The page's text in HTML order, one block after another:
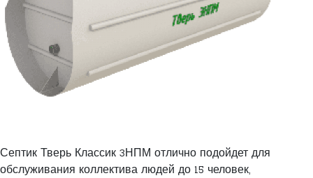
Септик Тверь Классик 3НПМ отлично подойдет для
обслуживания коллектива людей до 15 человек,